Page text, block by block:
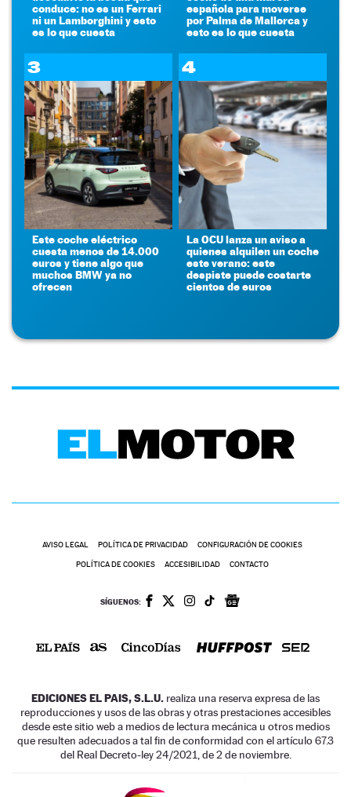
conduce: no es un Ferrari
ni un Lamborghini y esto
es lo que cuesta
española para moverse
por Palma de Mallorca y
esto es lo que cuesta
3
Este coche eléctrico
cuesta menos de 14.000
euros y tiene algo que
muchos BMW ya no
ofrecen
4
La OCU lanza un aviso a
quienes alquilen un coche
este verano: este
despiste puede costarte
cientos de euros
AVISO LEGAL POLÍTICA DE PRIVACIDAD CONFIGURACIÓN DE COOKIES
POLÍTICA DE COOKIES ACCESIBILIDAD CONTACTO
SÍGUENOS:
EDICIONES EL PAIS, S.L.U. realiza una reserva expresa de las
reproducciones y usos de las obras y otras prestaciones accesibles
desde este sitio web a medios de lectura mecánica u otros medios
que resulten adecuados a tal fin de conformidad con el artículo 67.3
del Real Decreto-ley 24/2021, de 2 de noviembre.